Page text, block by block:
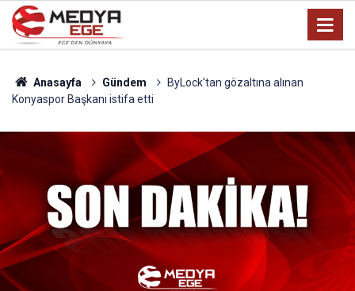
Anasayfa Gündem
ByLock'tan gözaltına alınan
Konyaspor Başkanı istifa etti